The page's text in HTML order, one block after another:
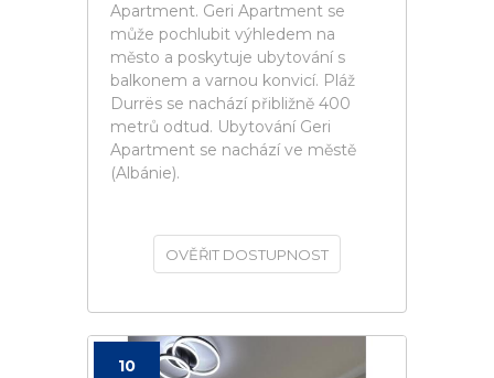
Apartment. Geri Apartment se
může pochlubit výhledem na
město a poskytuje ubytování s
balkonem a varnou konvicí. Pláž
Durrës se nachází přibližně 400
metrů odtud. Ubytování Geri
Apartment se nachází ve městě
(Albánie).
OVĚŘIT DOSTUPNOST
10